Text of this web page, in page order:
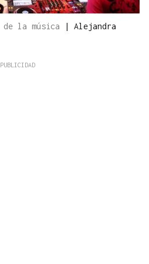
la música | Alejandra